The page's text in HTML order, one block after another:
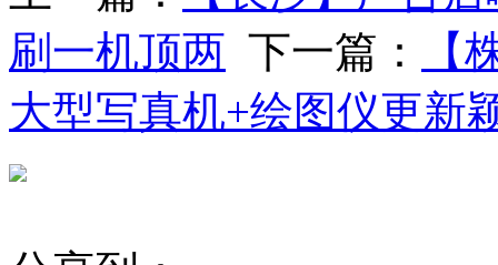
刷一机顶两 下一篇：
【
大型写真机+绘图仪更新